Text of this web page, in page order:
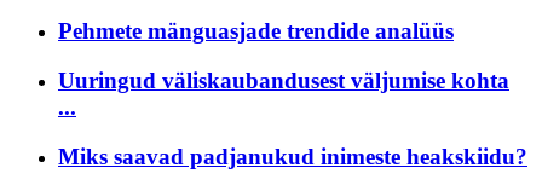
Pehmete mänguasjade trendide analüüs
Uuringud väliskaubandusest väljumise kohta
...
Miks saavad padjanukud inimeste heakskiidu?